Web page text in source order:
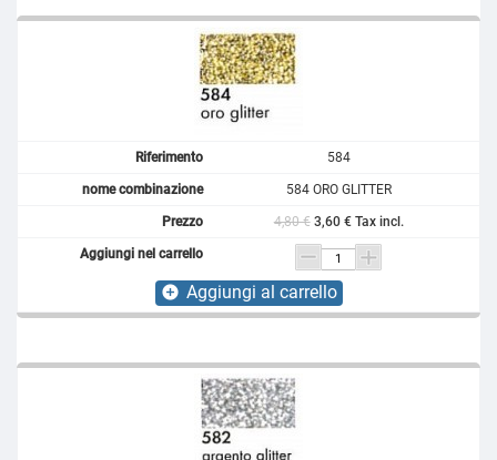
584
584 ORO GLITTER
4,80 € 3,60 € Tax incl.
add_circle Aggiungi al carrello